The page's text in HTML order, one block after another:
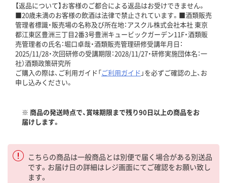
【返品について】お客様のご都合による返品はお受けできません。
■20歳未満のお客様の飲酒は法律で禁止されています。■酒類販売
管理者標識・販売場の名称及び所在地：アスクル株式会社本社 東京
都江東区豊洲三丁目2番3号豊洲キュービックガーデン11F・酒類販
売管理者の氏名：堀口卓哉・酒類販売管理研修受講年月日：
2025/11/28・次回研修の受講期限：2028/11/27・研修実施団体名：一
社）酒類政策研究所
ご購入の際は、ご利用ガイド「ご利用ガイド 」を必ずご確認の上、お
申し込みください。
※ 商品の発送時点で、賞味期限まで残り90日以上の商品をお
届けします。
こちらの商品は一般商品とは別便で届く場合がある別送品
です。お届け日の詳細はレジ画面にてご確認をお願い致し
ます。